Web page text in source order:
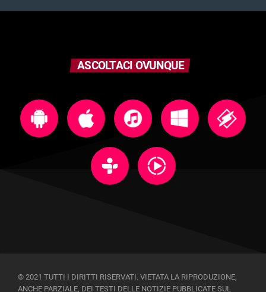
ASCOLTACI OVUNQUE
© 2021 TUTTI I DIRITTI RISERVATI. VIETATA LA RIPRODUZIONE,
ANCHE PARZIALE, DEI TESTI DELLE NOTIZIE PUBBLICATE SUL